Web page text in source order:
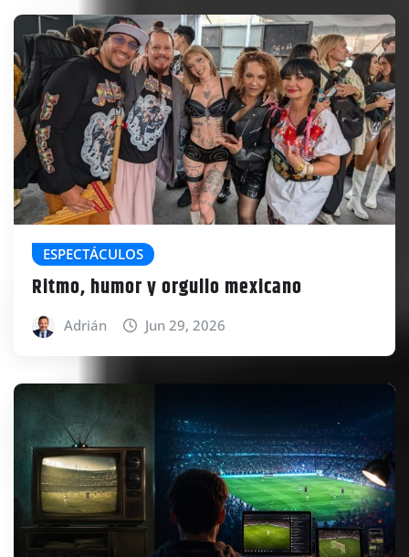
ESPECTÁCULOS
Ritmo, humor y orgullo mexicano
Adrián Jun 29, 2026